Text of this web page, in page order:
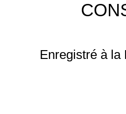
Enregistré à la